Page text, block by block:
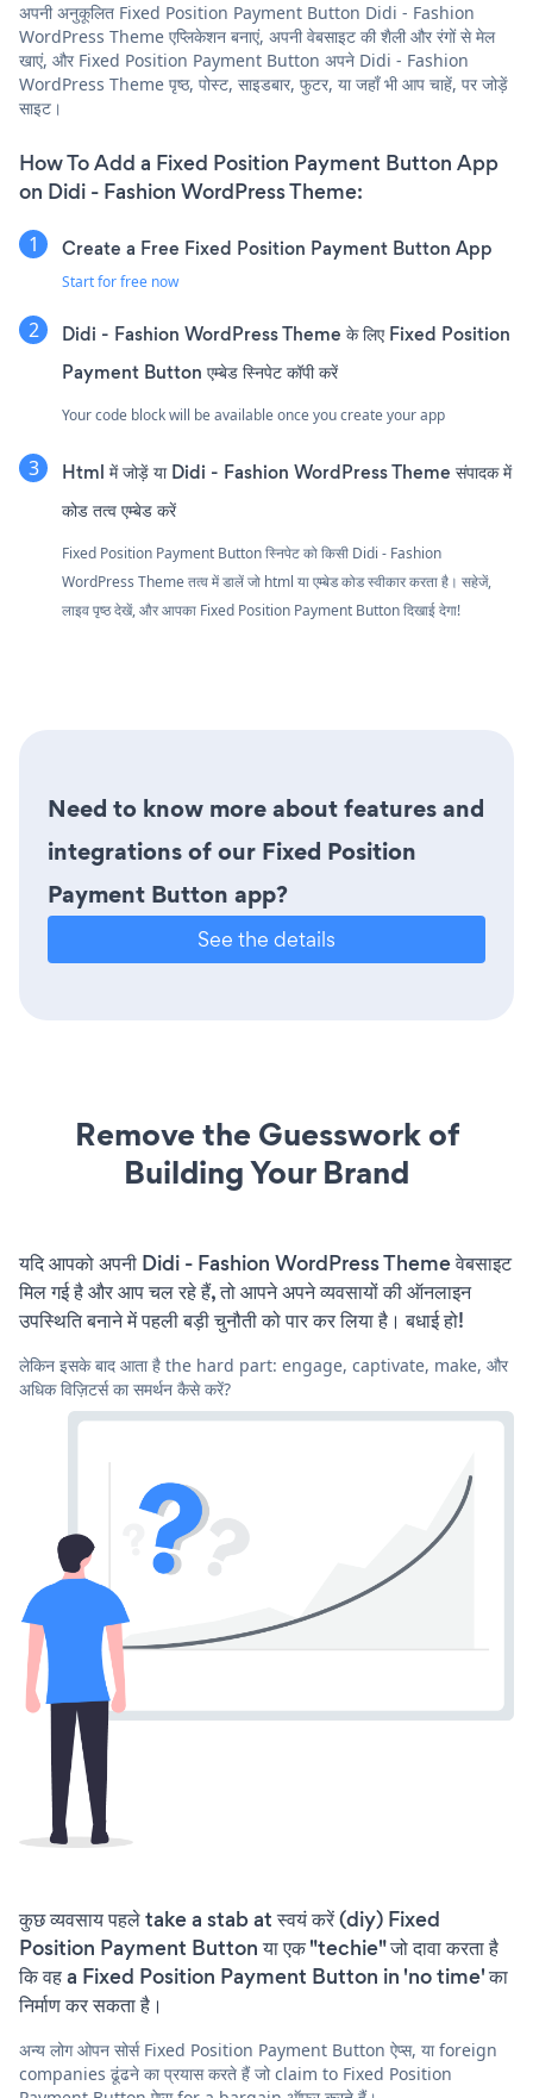
अपनी अनुकूलित Fixed Position Payment Button Didi - Fashion
WordPress Theme एप्लिकेशन बनाएं, अपनी वेबसाइट की शैली और रंगों से मेल
खाएं, और Fixed Position Payment Button अपने Didi - Fashion
WordPress Theme पृष्ठ, पोस्ट, साइडबार, फुटर, या जहाँ भी आप चाहें, पर जोड़ें
साइट।
How To Add a Fixed Position Payment Button App
on Didi - Fashion WordPress Theme:
Create a Free Fixed Position Payment Button App
Start for free now
Didi - Fashion WordPress Theme के लिए Fixed Position
Payment Button एम्बेड स्निपेट कॉपी करें
Your code block will be available once you create your app
Html में जोड़ें या Didi - Fashion WordPress Theme संपादक में
कोड तत्व एम्बेड करें
Fixed Position Payment Button स्निपेट को किसी Didi - Fashion
WordPress Theme तत्व में डालें जो html या एम्बेड कोड स्वीकार करता है। सहेजें,
लाइव पृष्ठ देखें, और आपका Fixed Position Payment Button दिखाई देगा!
Need to know more about features and
integrations of our Fixed Position
Payment Button app?
See the details
Remove the Guesswork of
Building Your Brand
यदि आपको अपनी Didi - Fashion WordPress Theme वेबसाइट
मिल गई है और आप चल रहे हैं, तो आपने अपने व्यवसायों की ऑनलाइन
उपस्थिति बनाने में पहली बड़ी चुनौती को पार कर लिया है। बधाई हो!
लेकिन इसके बाद आता है the hard part: engage, captivate, make, और
अधिक विज़िटर्स का समर्थन कैसे करें?
कुछ व्यवसाय पहले take a stab at स्वयं करें (diy) Fixed
Position Payment Button या एक "techie" जो दावा करता है
कि वह a Fixed Position Payment Button in 'no time' का
निर्माण कर सकता है।
अन्य लोग ओपन सोर्स Fixed Position Payment Button ऐप्स, या foreign
companies ढूंढने का प्रयास करते हैं जो claim to Fixed Position